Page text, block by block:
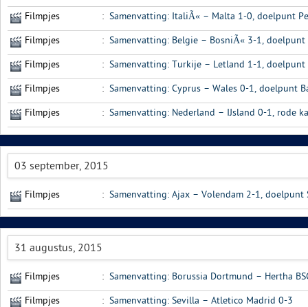
Filmpjes : Samenvatting: ItaliÃ« – Malta 1-0, doelpunt
Filmpjes : Samenvatting: Belgie – BosniÃ« 3-1, doelpunt
Filmpjes : Samenvatting: Turkije – Letland 1-1, doelpunt
Filmpjes : Samenvatting: Cyprus – Wales 0-1, doelpunt
Filmpjes : Samenvatting: Nederland – IJsland 0-1, rode
03 september, 2015
Filmpjes : Samenvatting: Ajax – Volendam 2-1, doelpunt
31 augustus, 2015
Filmpjes : Samenvatting: Borussia Dortmund – Hertha
Filmpjes : Samenvatting: Sevilla – Atletico Madrid 0-3